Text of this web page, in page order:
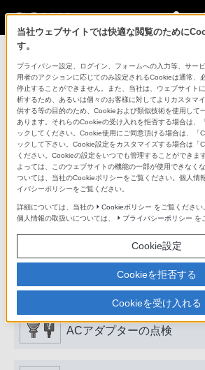
製品を安全に、安心して
くために
日常の清掃・点検が大切です。安全
よく読みましょう。
製品に関
安全で上手な使いかた
愛情点検のおすすめ
電源プラグ・コード、
ACアダプターの点検
当社ウェブサイトでは快適な閲覧のために
す。
プライバシー設定、ログイン、フォームへの入力等、サー
用者のアクションに応じてのみ設定されるCookieは通常、
停止することができません。また、当社は、ウェブサイト
析するため、あるいは個々のお客様に対してよりカスタマ
供する等の目的のため、Cookieおよび類似技術を使用して
あります。それらのCookieの受け入れを拒否する場合は、
ックしてください。Cookie使用にご同意頂ける場合は、「
ックして下さい。Cookie設定をカスタマイズする場合は「
ください。Cookieの設定をいつでも管理することができま
よっては、このウェブサイトの機能の一部が使用できなく
ついては、当社のCookieポリシーをご覧ください。個人情
イバシーポリシーをご覧ください。
詳細については、当社の Cookieポリシー をご覧ください。
個人情報の取扱いについては、
プライバシーポリシー を
Cookie設定
Cookieを拒否する
Cookieを受け入れる